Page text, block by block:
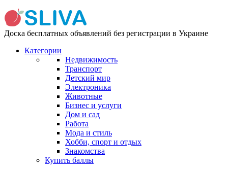
Доска бесплатных объявлений без регистрации в Украине
Категории
Недвижимость
Транспорт
Детский мир
Электроника
Животные
Бизнес и услуги
Дом и сад
Работа
Мода и стиль
Хобби, спорт и отдых
Знакомства
Купить баллы